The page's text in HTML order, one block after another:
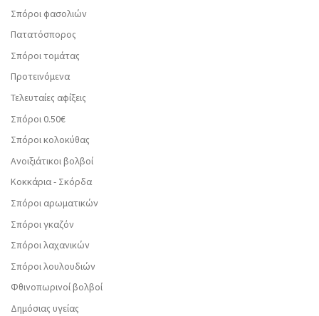
Σπόροι φασολιών
Πατατόσπορος
Σπόροι τομάτας
Προτεινόμενα
Τελευταίες αφίξεις
Σπόροι 0.50€
Σπόροι κολοκύθας
Ανοιξιάτικοι βολβοί
Κοκκάρια - Σκόρδα
Σπόροι αρωματικών
Σπόροι γκαζόν
Σπόροι λαχανικών
Σπόροι λουλουδιών
Φθινοπωρινοί βολβοί
Δημόσιας υγείας